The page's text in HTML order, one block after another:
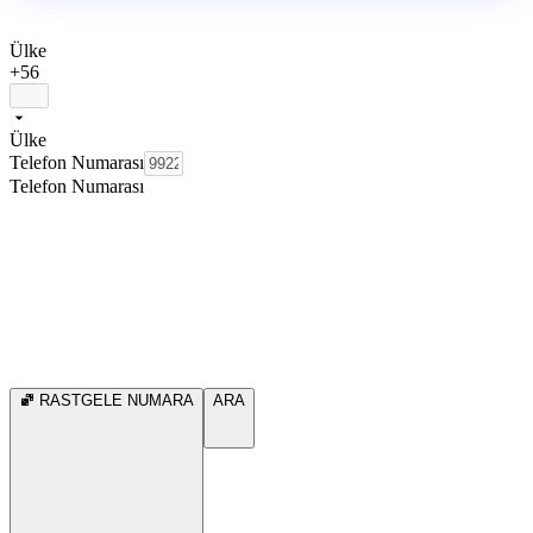
Ülke
+56
Ülke
Telefon Numarası
Telefon Numarası
RASTGELE NUMARA ARA